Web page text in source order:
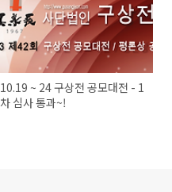
10.19 ~ 24 구상전 공모대전 - 1
차 심사 통과~!